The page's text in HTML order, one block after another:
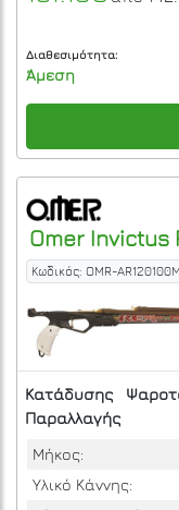
Διαθεσιμότητα:
Άμεση
Omer Invictus
Κωδικός: OMR-
Κατάδυσης
Παραλλαγής
Μήκος:
Υλικό Κάννης: